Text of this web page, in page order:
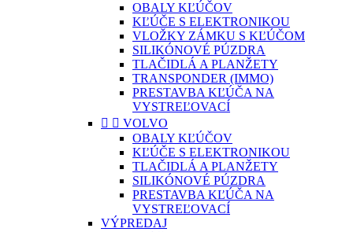
OBALY KĽÚČOV
KĽÚČE S ELEKTRONIKOU
VLOŽKY ZÁMKU S KĽÚČOM
SILIKÓNOVÉ PÚZDRA
TLAČIDLÁ A PLANŽETY
TRANSPONDER (IMMO)
PRESTAVBA KĽÚČA NA
VYSTREĽOVACÍ
  VOLVO
OBALY KĽÚČOV
KĽÚČE S ELEKTRONIKOU
TLAČIDLÁ A PLANŽETY
SILIKÓNOVÉ PÚZDRA
PRESTAVBA KĽÚČA NA
VYSTREĽOVACÍ
VÝPREDAJ